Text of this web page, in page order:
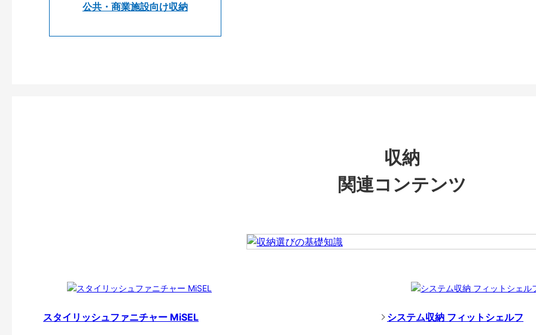
公共・商業施設向け収納
収納
関連コンテンツ
スタイリッシュファニチャー MiSEL システム収納 フィットシェルフ